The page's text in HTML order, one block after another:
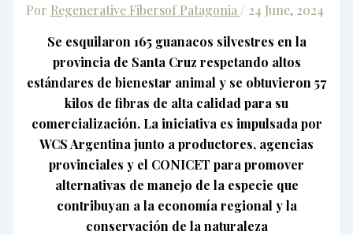
Por Regenerative Fibersof Patagonia / 24 June, 2024
Se esquilaron 165 guanacos silvestres en la
provincia de Santa Cruz respetando altos
estándares de bienestar animal y se obtuvieron 57
kilos de fibras de alta calidad para su
comercialización. La iniciativa es impulsada por
WCS Argentina junto a productores, agencias
provinciales y el CONICET para promover
alternativas de manejo de la especie que
contribuyan a la economía regional y la
conservación de la naturaleza